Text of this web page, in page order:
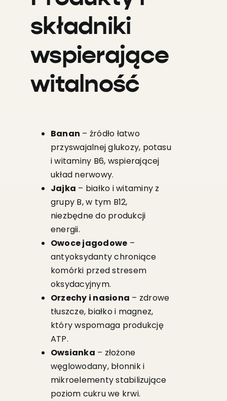
składniki
wspierające
witalność
Banan – źródło łatwo
przyswajalnej glukozy, potasu
i witaminy B6, wspierającej
układ nerwowy.
Jajka – białko i witaminy z
grupy B, w tym B12,
niezbędne do produkcji
energii.
Owoce jagodowe –
antyoksydanty chroniące
komórki przed stresem
oksydacyjnym.
Orzechy i nasiona – zdrowe
tłuszcze, białko i magnez,
który wspomaga produkcję
ATP.
Owsianka – złożone
węglowodany, błonnik i
mikroelementy stabilizujące
poziom cukru we krwi.